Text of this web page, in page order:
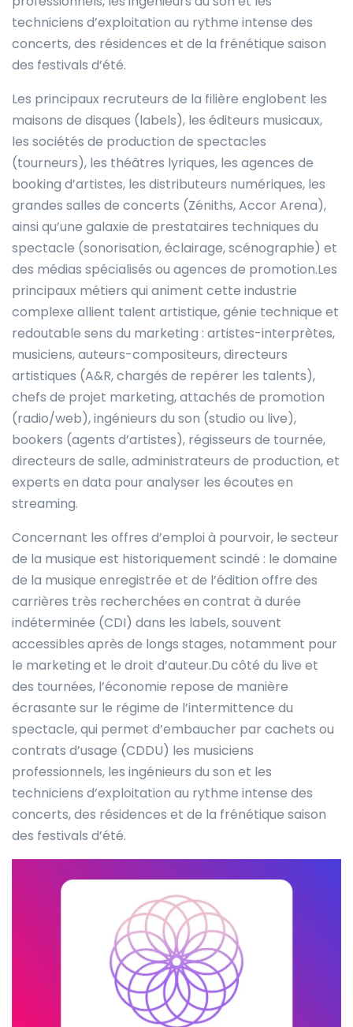
techniciens d’exploitation au rythme intense des
concerts, des résidences et de la frénétique saison
des festivals d’été.
Les principaux recruteurs de la filière englobent les
maisons de disques (labels), les éditeurs musicaux,
les sociétés de production de spectacles
(tourneurs), les théâtres lyriques, les agences de
booking d’artistes, les distributeurs numériques, les
grandes salles de concerts (Zéniths, Accor Arena),
ainsi qu’une galaxie de prestataires techniques du
spectacle (sonorisation, éclairage, scénographie) et
des médias spécialisés ou agences de promotion.Les
principaux métiers qui animent cette industrie
complexe allient talent artistique, génie technique et
redoutable sens du marketing : artistes-interprètes,
musiciens, auteurs-compositeurs, directeurs
artistiques (A&R, chargés de repérer les talents),
chefs de projet marketing, attachés de promotion
(radio/web), ingénieurs du son (studio ou live),
bookers (agents d’artistes), régisseurs de tournée,
directeurs de salle, administrateurs de production, et
experts en data pour analyser les écoutes en
streaming.
Concernant les offres d’emploi à pourvoir, le secteur
de la musique est historiquement scindé : le domaine
de la musique enregistrée et de l’édition offre des
carrières très recherchées en contrat à durée
indéterminée (CDI) dans les labels, souvent
accessibles après de longs stages, notamment pour
le marketing et le droit d’auteur.Du côté du live et
des tournées, l’économie repose de manière
écrasante sur le régime de l’intermittence du
spectacle, qui permet d’embaucher par cachets ou
contrats d’usage (CDDU) les musiciens
professionnels, les ingénieurs du son et les
techniciens d’exploitation au rythme intense des
concerts, des résidences et de la frénétique saison
des festivals d’été.